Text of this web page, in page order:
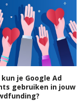
kun je Google Ad
gebruiken in jouw